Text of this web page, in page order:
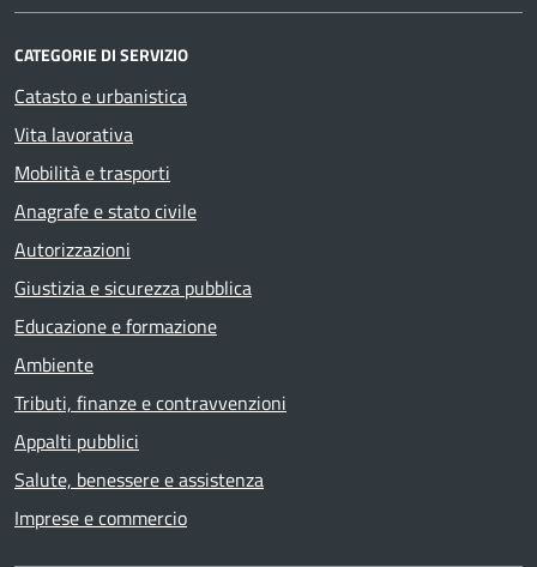
CATEGORIE DI SERVIZIO
Catasto e urbanistica
Vita lavorativa
Mobilità e trasporti
Anagrafe e stato civile
Autorizzazioni
Giustizia e sicurezza pubblica
Educazione e formazione
Ambiente
Tributi, finanze e contravvenzioni
Appalti pubblici
Salute, benessere e assistenza
Imprese e commercio